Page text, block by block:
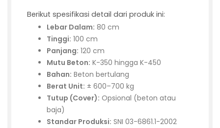
Berikut spesifikasi detail dari produk ini:
Lebar Dalam: 80 cm
Tinggi: 100 cm
Panjang: 120 cm
Mutu Beton: K-350 hingga K-450
Bahan: Beton bertulang
Berat Unit: ± 600–700 kg
Tutup (Cover): Opsional (beton atau
baja)
Standar Produksi: SNI 03-6861.1-2002